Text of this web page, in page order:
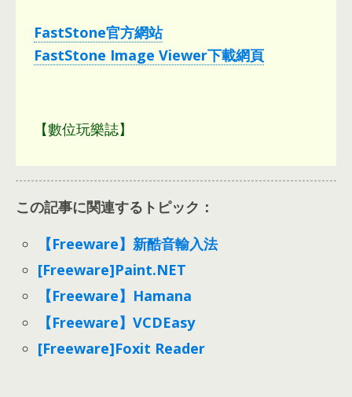
FastStone官方網站
FastStone Image Viewer下載網頁
【數位玩樂誌】
この記事に関連するトピック：
【Freeware】新酷音輸入法
[Freeware]Paint.NET
【Freeware】Hamana
【Freeware】VCDEasy
[Freeware]Foxit Reader